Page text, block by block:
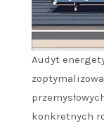
Audyt
konkretnych